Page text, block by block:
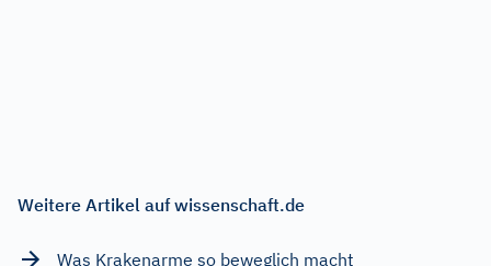
Weitere Artikel auf wissenschaft.de
Was Krakenarme so beweglich macht